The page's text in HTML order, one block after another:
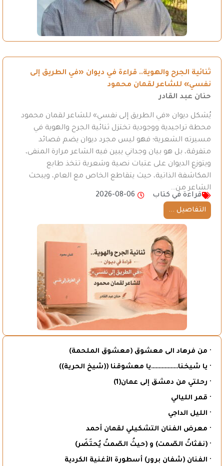
ثنائية الجرح والهوية.. قراءة في ديوان «في الطريق إلى
نفسي» للشاعر لقمان محمود
حنان عبد القادر
يُشكل ديوان «في الطريق إلى نفسي» للشاعر لقمان محمود
محطة تراجيدية ووجودية تختزل ثنائية الجرح والهوية في
مسيرته الشعرية؛ فهو ليس مجرد ديوان يضم قصائد
متفرقة، بل هو بيان وجداني يبين فيه الشاعر مرارة المنفى،
ويتوزع الديوان على عتبات نصية وشعرية تتخذ طابع
المكاشفة الذاتية، حيث يتقاطع الخاص مع العام، ويبحث
الشاعر من…
قراءة في كتاب
2026-08-06
التفاصيل ...
· من فرهاد الى معشوق (معشوق الملحمة)
· يا شيخنا………………يا معشوقنا ((شيخ الحرية))
· رحلتي من دمشق إلى عمان(1)
· قمر الليالي
· الليل الداجي
· معرض الفنان التشكيلي لقمان أحمد
· (نفثاتُ الصّمت) و (حيثُ الصّمتُ يُحتَضَر)
· الفنان (شفان برور) أسطورة الأغنية الكردية